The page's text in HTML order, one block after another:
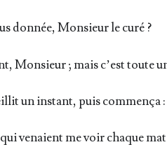
don­née, Mon­sieur le curé ?
Mon­sieur ; mais c’est toute
un ins­tant, puis commença :
venaient me voir chaque